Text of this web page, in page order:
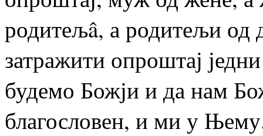
родитељâ, а родитељи од
затражити опроштај
будемо Божји и да нам
благословен, и ми у